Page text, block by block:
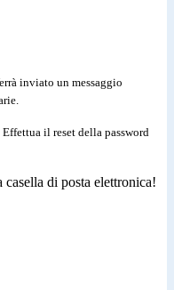
inviato un messaggio
il reset della password
di posta elettronica!